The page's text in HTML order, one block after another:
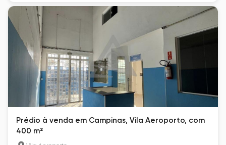
Prédio à venda em Campinas, Vila Aeroporto, com
400 m²